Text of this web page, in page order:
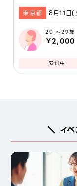
東京都 8月11日
20 ～29歳
￥2,000
受付中
＼ イベ